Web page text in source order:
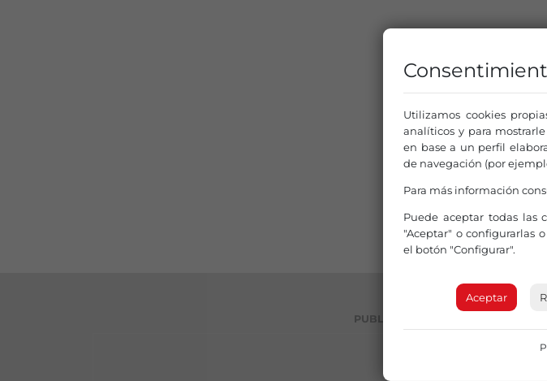
PUBLICIDAD
Utilizamos cookies
analíticos y para
en base a un perfil
de navegación (por
Para más información
Puede aceptar todas las
"Aceptar" o configurarlas
el botón "Configurar".
Aceptar